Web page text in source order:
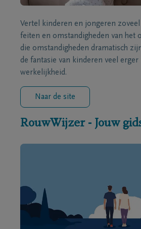
Vertel kinderen en jongeren
feiten en omstandigheden van het
die omstandigheden dramatisch
de fantasie van kinderen veel erger
werkelijkheid.
Naar de site
RouwWijzer - Jouw